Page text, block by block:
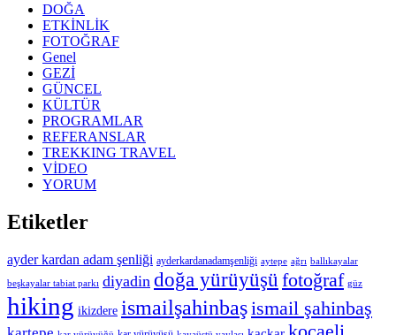
DOĞA
ETKİNLİK
FOTOĞRAF
Genel
GEZİ
GÜNCEL
KÜLTÜR
PROGRAMLAR
REFERANSLAR
TREKKING TRAVEL
VİDEO
YORUM
Etiketler
ayder kardan adam şenliği ayderkardanadamşenliği aytepe ağrı ballıkayalar
beşkayalar tabiat parkı diyadin doğa yürüyüşü fotoğraf güz
hiking ikizdere ismailşahinbaşismail şahinbaş